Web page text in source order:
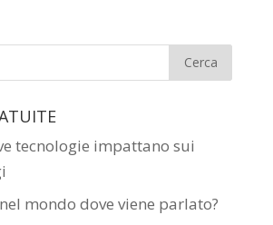
tecnologie impattano sui
mondo dove viene parlato?